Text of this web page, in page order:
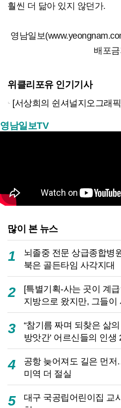
훨씬 더 닮아 있지 않던가.
영남일보
배포금
위클리포유 인기기사
[서상희의 쉰셔널지오그래픽] 해외여행에서
영남일보TV
많이 본 뉴스
1
뇌졸중 전문 상급종합병
북은 골든타임 사각지대
2
[특별기획-사는 곳이 계
지방으로 왔지만, 그들
3
“참기름 짜며 되찾은 삶
방앗간’ 어르신들의 인생
4
공항 늦어져도 길은 먼저
미역 더 절실
5
대구 국공립어린이집 교